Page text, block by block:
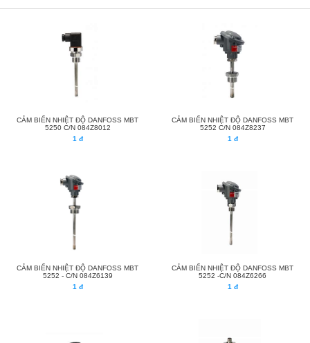
CẢM BIẾN NHIỆT ĐỘ DANFOSS MBT
5250 C/N 084Z8012
1 đ
CẢM BIẾN NHIỆT ĐỘ DANFOSS MBT
5252 C/N 084Z8237
1 đ
CẢM BIẾN NHIỆT ĐỘ DANFOSS MBT
5252 - C/N 084Z6139
1 đ
CẢM BIẾN NHIỆT ĐỘ DANFOSS MBT
5252 -C/N 084Z6266
1 đ